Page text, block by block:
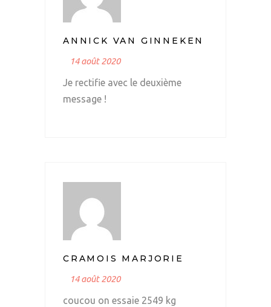
ANNICK VAN GINNEKEN
14 août 2020
Je rectifie avec le deuxième
message !
CRAMOIS MARJORIE
14 août 2020
coucou on essaie 2549 kg